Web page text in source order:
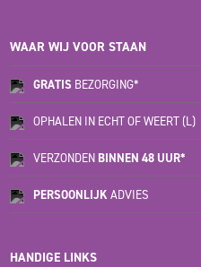
WAAR WIJ VOOR STAAN
GRATIS BEZORGING*
OPHALEN IN ECHT OF WEERT (L)
VERZONDEN BINNEN 48 UUR*
PERSOONLIJKADVIES
HANDIGE LINKS